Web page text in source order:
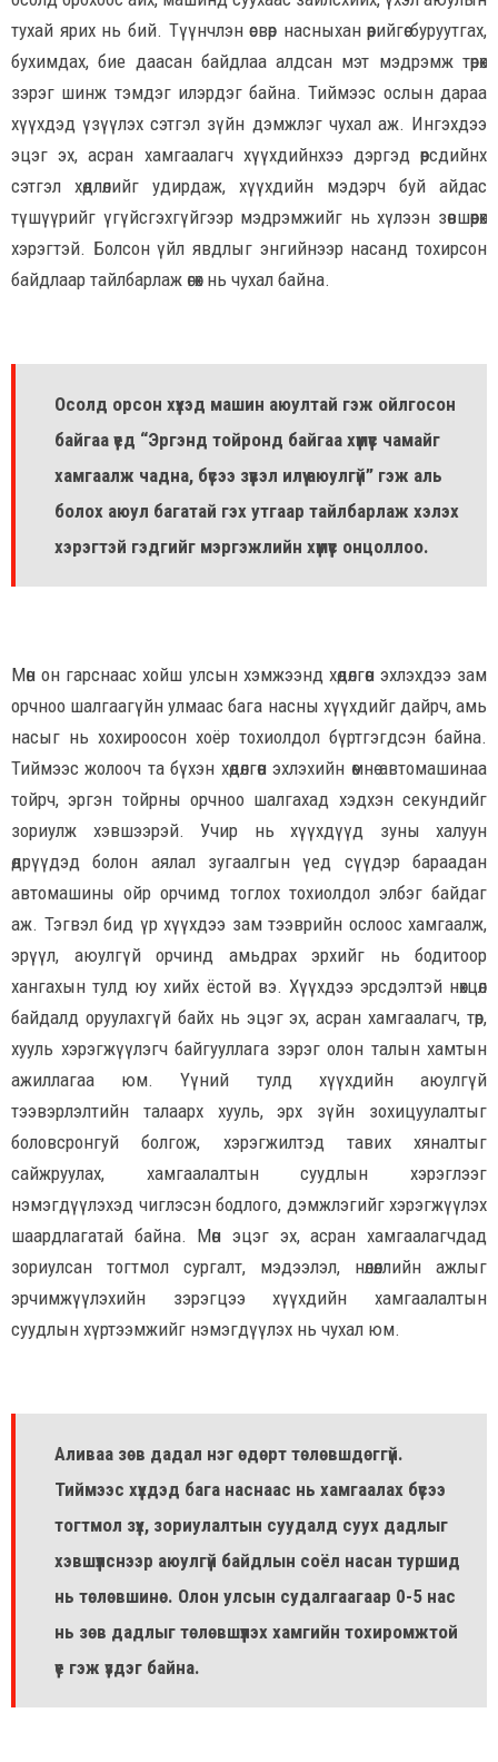
тухай ярих нь бий. Түүнчлэн өсвөр насныхан өөрийгөө буруутгах,
бухимдах, бие даасан байдлаа алдсан мэт мэдрэмж төрөх
зэрэг шинж тэмдэг илэрдэг байна. Тиймээс ослын дараа
хүүхдэд үзүүлэх сэтгэл зүйн дэмжлэг чухал аж. Ингэхдээ
эцэг эх, асран хамгаалагч хүүхдийнхээ дэргэд өөрсдийнхөө
сэтгэл хөдлөлийг удирдаж, хүүхдийн мэдэрч буй айдас
түшүүрийг үгүйсгэхгүйгээр мэдрэмжийг нь хүлээн зөвшөөрөх
хэрэгтэй. Болсон үйл явдлыг энгийнээр насанд тохирсон
байдлаар тайлбарлаж өгөх нь чухал байна.
Осолд орсон хүүхэд машин аюултай гэж ойлгосон
байгаа үед “Эргэнд тойронд байгаа хүмүүс чамайг
хамгаалж чадна, бүсээ зүүвэл илүү аюулгүй” гэж аль
болох аюул багатай гэх утгаар тайлбарлаж хэлэх
хэрэгтэй гэдгийг мэргэжлийн хүмүүс онцоллоо.
Мөн он гарснаас хойш улсын хэмжээнд хөдөлгөөн эхлэхдээ зам
орчноо шалгаагүйн улмаас бага насны хүүхдийг дайрч, амь
насыг нь хохироосон хоёр тохиолдол бүртгэгдсэн байна.
Тиймээс жолооч та бүхэн хөдөлгөөн эхлэхийн өмнө автомашинаа
тойрч, эргэн тойрны орчноо шалгахад хэдхэн секундийг
зориулж хэвшээрэй. Учир нь хүүхдүүд зуны халуун
өдрүүдэд болон аялал зугаалгын үед сүүдэр бараадан
автомашины ойр орчимд тоглох тохиолдол элбэг байдаг
аж. Тэгвэл бид үр хүүхдээ зам тээврийн ослоос хамгаалж,
эрүүл, аюулгүй орчинд амьдрах эрхийг нь бодитоор
хангахын тулд юу хийх ёстой вэ. Хүүхдээ эрсдэлтэй нөхцөл
байдалд оруулахгүй байх нь эцэг эх, асран хамгаалагч, төр,
хууль хэрэгжүүлэгч байгууллага зэрэг олон талын хамтын
ажиллагаа юм. Үүний тулд хүүхдийн аюулгүй
тээвэрлэлтийн талаарх хууль, эрх зүйн зохицуулалтыг
боловсронгуй болгож, хэрэгжилтэд тавих хяналтыг
сайжруулах, хамгаалалтын суудлын хэрэглээг
нэмэгдүүлэхэд чиглэсэн бодлого, дэмжлэгийг хэрэгжүүлэх
шаардлагатай байна. Мөн эцэг эх, асран хамгаалагчдад
зориулсан тогтмол сургалт, мэдээлэл, нөлөөллийн ажлыг
эрчимжүүлэхийн зэрэгцээ хүүхдийн хамгаалалтын
суудлын хүртээмжийг нэмэгдүүлэх нь чухал юм.
Аливаа зөв дадал нэг өдөрт төлөвшдөггүй.
Тиймээс хүүхдэд бага наснаас нь хамгаалах бүсээ
тогтмол зүүх, зориулалтын суудалд суух дадлыг
хэвшүүлснээр аюулгүй байдлын соёл насан туршид
нь төлөвшинө. Олон улсын судалгаагаар 0-5 нас
нь зөв дадлыг төлөвшүүлэх хамгийн тохиромжтой
үе гэж үздэг байна.